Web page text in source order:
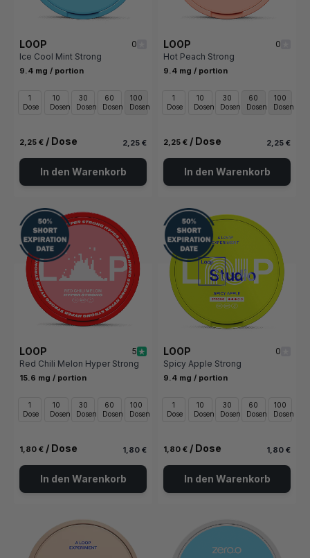
LOOP
0
Ice Cool Mint Strong
9.4 mg / portion
1
Dose
10
Dosen
30
Dosen
60
Dosen
100
Dosen
2,25 € / Dose 2,25 €
In den Warenkorb
LOOP
0
Hot Peach Strong
9.4 mg / portion
1
Dose
10
Dosen
30
Dosen
60
Dosen
100
Dosen
2,25 € / Dose 2,25 €
In den Warenkorb
LOOP
5
Red Chili Melon Hyper Strong
15.6 mg / portion
1
Dose
10
Dosen
30
Dosen
60
Dosen
100
Dosen
1,80 € / Dose 1,80 €
In den Warenkorb
LOOP
0
Spicy Apple Strong
9.4 mg / portion
1
Dose
10
Dosen
30
Dosen
60
Dosen
100
Dosen
1,80 € / Dose 1,80 €
In den Warenkorb